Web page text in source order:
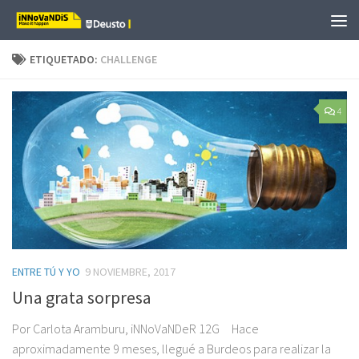
Saltar al contenido
ETIQUETADO: CHALLENGE
4
ENTRE TÚ Y YO 9 NOVIEMBRE, 2017
Una grata sorpresa
Por Carlota Aramburu, iNNoVaNDeR 12G Hace
aproximadamente 9 meses, llegué a Burdeos para realizar la